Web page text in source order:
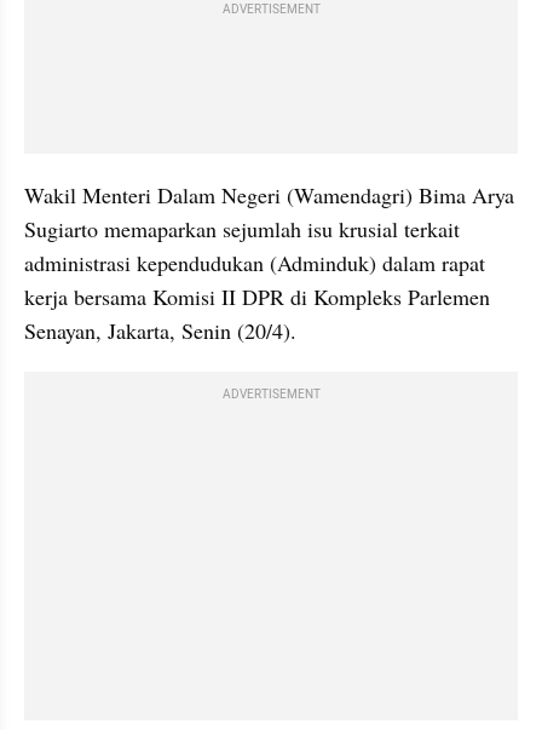
ADVERTISEMENT
Wakil Menteri Dalam Negeri (Wamendagri) Bima Arya
Sugiarto memaparkan sejumlah isu krusial terkait
administrasi kependudukan (Adminduk) dalam rapat
kerja bersama Komisi II DPR di Kompleks Parlemen
Senayan, Jakarta, Senin (20/4).
ADVERTISEMENT